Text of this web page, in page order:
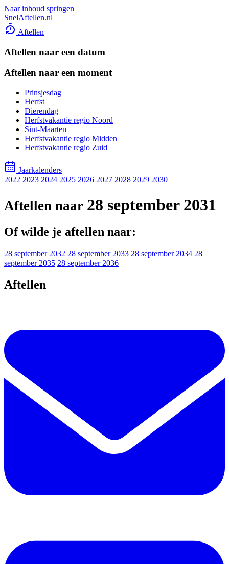
Naar inhoud springen
SnelAftellen.nl
Aftellen
Aftellen naar een datum
Aftellen naar een moment
Prinsjesdag
Herfst
Dierendag
Herfstvakantie regio Noord
Sint-Maarten
Herfstvakantie regio Midden
Herfstvakantie regio Zuid
Jaarkalenders
2022 2023 2024 2025 2026 2027 2028 2029 2030
Aftellen naar 28 september 2031
Of wilde je aftellen naar:
28 september 2032 28 september 2033 28 september 2034 28
september 2035 28 september 2036
Aftellen